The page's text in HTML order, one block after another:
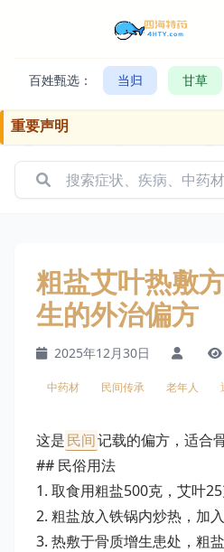
百姓甄选： 当归 甘草
重要声明
粗盐艾叶热敷
生的外治偏方
2025年12月30日
中药材 民间传承 老年人
这是民间记载的偏方，适合
## 民俗用法
1. 取食用粗盐500克，艾叶
2. 粗盐放入铁锅内炒热，加
3. 热敷于骨质增生患处，粗